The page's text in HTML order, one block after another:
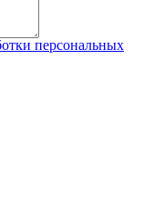
персональных